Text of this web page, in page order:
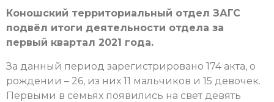
Коношский территориальный отдел ЗАГС
подвёл итоги деятельности отдела за
первый квартал 2021 года.
За данный период зарегистрировано 174 акта, о
рождении – 26, из них 11 мальчиков и 15 девочек.
Первыми в семьях появились на свет девять